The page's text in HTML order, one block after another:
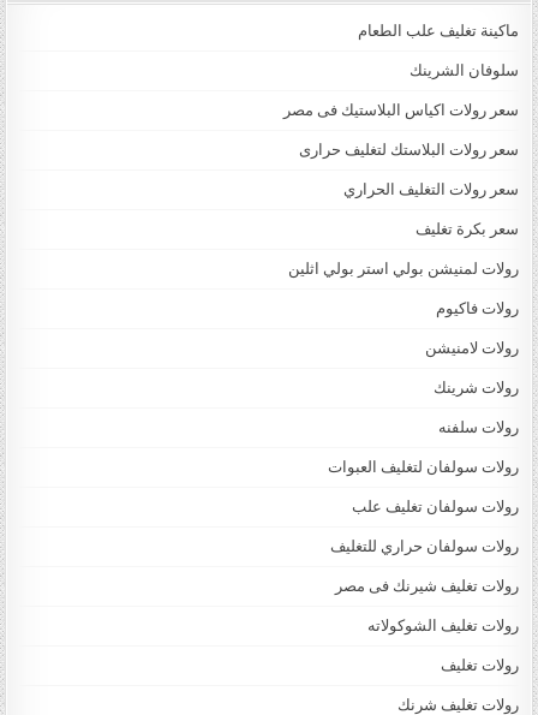
ماكينة تغليف علب الطعام
سلوفان الشرينك
سعر رولات اكياس البلاستيك فى مصر
سعر رولات البلاستك لتغليف حرارى
سعر رولات التغليف الحراري
سعر بكرة تغليف
رولات لمنيشن بولي استر بولي اثلين
رولات فاكيوم
رولات لامنيشن
رولات شرينك
رولات سلفنه
رولات سولفان لتغليف العبوات
رولات سولفان تغليف علب
رولات سولفان حراري للتغليف
رولات تغليف شيرنك فى مصر
رولات تغليف الشوكولاته
رولات تغليف
رولات تغليف شرنك